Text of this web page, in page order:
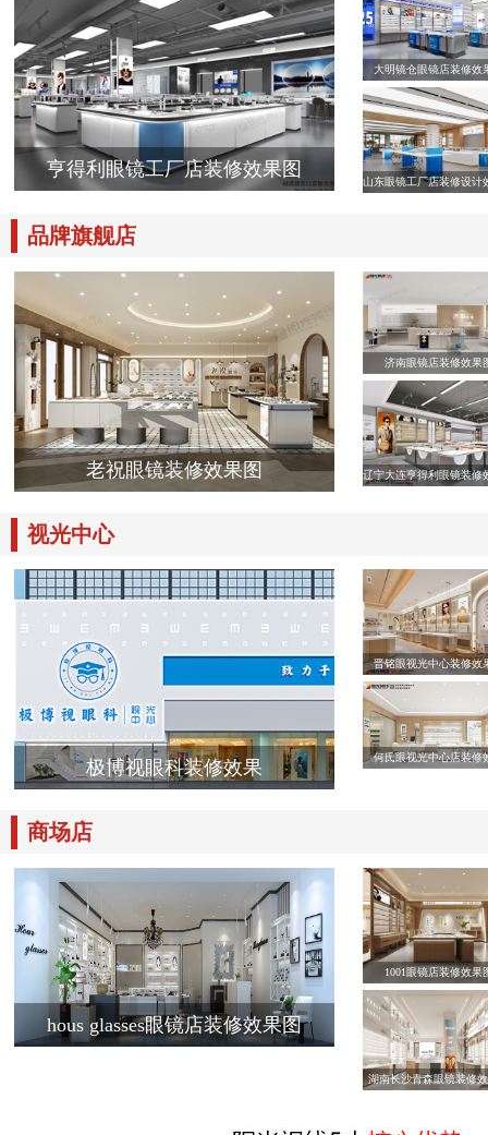
亨得利眼镜工厂店装修效果图
大明镜仓眼镜店装修效
山东眼镜工厂店装修设计
品牌旗舰店
老祝眼镜装修效果图
济南眼镜店装修效果
辽宁大连亨得利眼镜装修
视光中心
极博视眼科装修效果
晋铭眼视光中心装修效
何氏眼视光中心店装修
商场店
hous glasses眼镜店装修效果图
1001眼镜店装修效果
湖南长沙青森眼镜装修